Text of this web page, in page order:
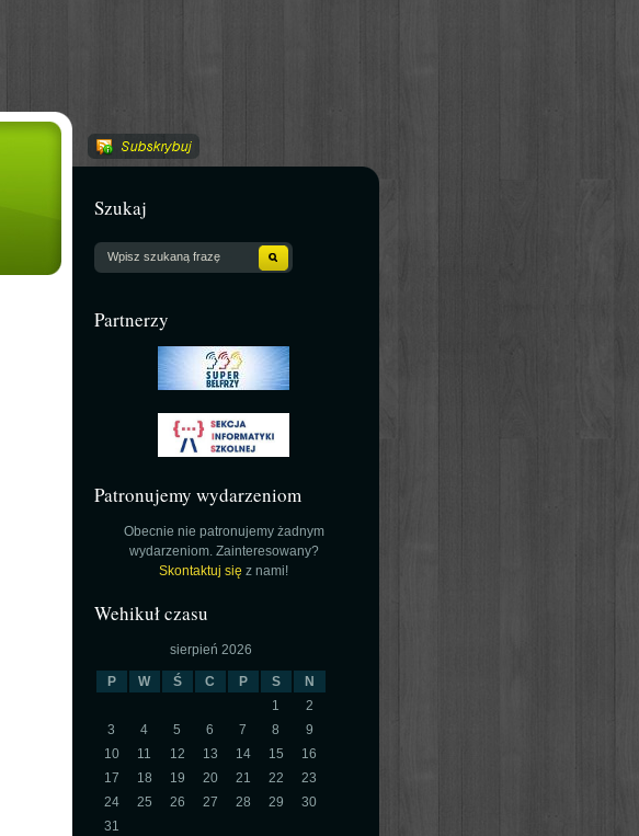
Szukaj
Partnerzy
Patronujemy wydarzeniom
Obecnie nie patronujemy żadnym
wydarzeniom. Zainteresowany?
Skontaktuj się z nami!
Wehikuł czasu
sierpień 2026
P W Ś C P S
N
1
2
3
4 5 6 7 8
9
10
11 12 13 14 15
16
17
18 19 20 21 22
23
24
25 26 27 28 29
30
31